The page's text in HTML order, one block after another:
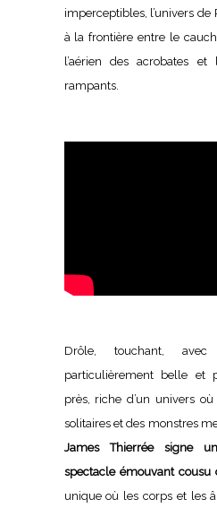
imperceptibles, l’univers
à la frontière entre le
l’aérien des acrobates
rampants.
Drôle, touchant, avec
particulièrement belle et
près, riche d’un univers
solitaires et des monstres
James Thierrée signe
spectacle émouvant cousu
unique où les corps et les